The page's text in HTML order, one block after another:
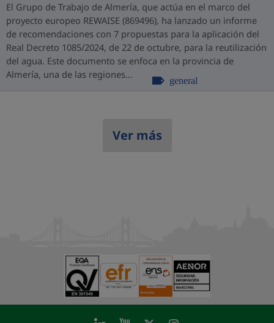
El Grupo de Trabajo de Almería, que actúa en el marco del
proyecto europeo REWAISE (869496), ha lanzado un informe
de recomendaciones con 7 propuestas para la aplicación del
Real Decreto 1085/2024, de 22 de octubre, para la reutilización
del agua. Este documento se enfoca en la provincia de
Almería, una de las regiones...
general
Ver más